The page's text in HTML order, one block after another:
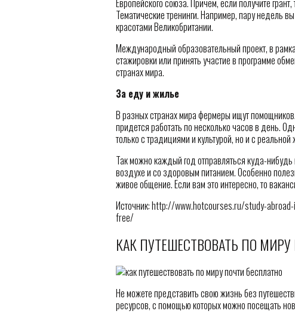
Европейского союза. Причем, если получите
Тематические тренинги. Например, пару недель
красотами Великобритании.
Международный образовательный проект, в
стажировки или принять участие в программе
странах мира.
За еду и жилье
В разных странах мира фермеры ищут
придется работать по несколько часов в день.
только с традициями и культурой, но и с
Так можно каждый год отправляться куда-
воздухе и со здоровым питанием. Особенно
живое общение. Если вам это интересно, то
Источник: http://www.hotcourses.ru/study-
free/
КАК ПУТЕШЕСТВОВАТЬ ПО
Не можете представить свою жизнь без
ресурсов, с помощью которых можно посещать